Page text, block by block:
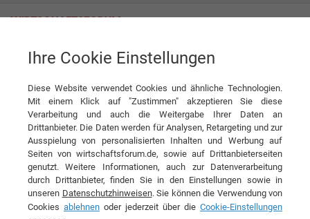
Zukunft der Technologie
News VISORIC GmbH
DIESEN ARTIKEL EMPFEHLEN
Steve Wozniak auf dem MWC
2025: Visionen, Warnungen und
Ihre Cookie Einstellungen
Diese Website verwendet Cookies und ähnliche Technologien.
Mit einem Klick auf "Zustimmen" akzeptieren Sie diese
Verarbeitung und auch die Weitergabe Ihrer Daten an
Drittanbieter. Die Daten werden für Analysen, Retargeting und zur
Ausspielung von personalisierten Inhalten und Werbung auf
Seiten von wirtschaftsforum.de, sowie auf Drittanbieterseiten
genutzt. Weitere Informationen, auch zur Datenverarbeitung
durch Drittanbieter, finden Sie in den Einstellungen sowie in
unseren Datenschutzhinweisen. Sie können die Verwendung von
Cookies ablehnen oder jederzeit über die Cookie-Einstellungen